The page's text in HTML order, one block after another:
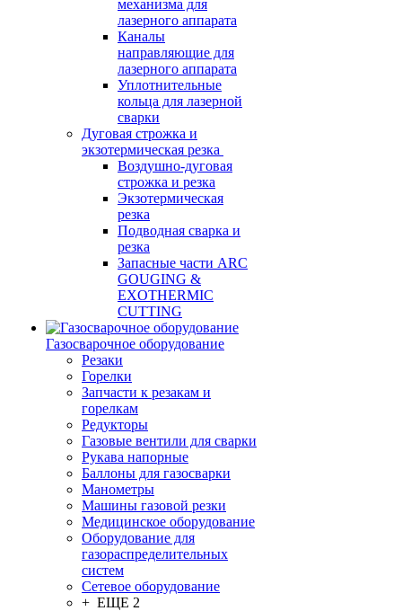
механизма для
лазерного аппарата
Каналы
направляющие для
лазерного аппарата
Уплотнительные
кольца для лазерной
сварки
Дуговая строжка и
экзотермическая резка
Воздушно-дуговая
строжка и резка
Экзотермическая
резка
Подводная сварка и
резка
Запасные части ARC
GOUGING &
EXOTHERMIC
CUTTING
Газосварочное оборудование
Резаки
Горелки
Запчасти к резакам и
горелкам
Редукторы
Газовые вентили для сварки
Рукава напорные
Баллоны для газосварки
Манометры
Машины газовой резки
Медицинское оборудование
Оборудование для
газораспределительных
систем
Сетевое оборудование
+ ЕЩЕ 2